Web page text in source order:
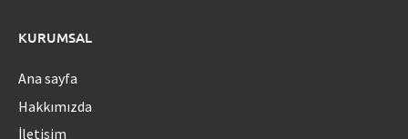
KURUMSAL
Ana sayfa
Hakkımızda
İletişim